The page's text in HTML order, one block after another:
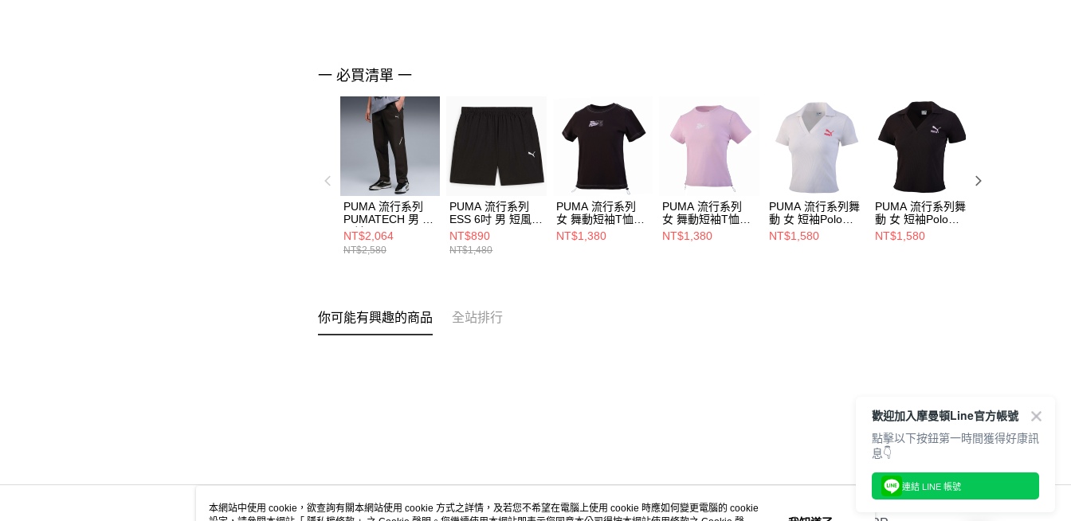
一 必買清單 一
PUMA 流行系列
PUMATECH 男 長
風褲 63442001
NT$2,064
NT$2,580
PUMA 流行系列
ESS 6吋 男 短風褲
62965501
NT$890
NT$1,480
PUMA 流行系列
女 舞動短袖T恤
62686501
NT$1,380
PUMA 流行系列
女 舞動短袖T恤
62686560
NT$1,380
PUMA 流行系列舞
動 女 短袖Polo衫
62686365
NT$1,580
PUMA 流行系列舞
動 女 短袖Polo衫
62686301
NT$1,580
你可能有興趣的商品 全站排行
本網站中使用 cookie，欲查詢有關本網站使用 cookie 方式之詳情，及若您不希望在電腦上使用 cookie 時應如何變更電腦的 cookie
歡迎加入摩曼頓Line官方帳號
點擊以下按鈕第一時間獲得好康訊
息👇
連結 LINE 帳號